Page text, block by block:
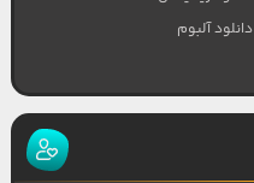
دانلود آلبوم